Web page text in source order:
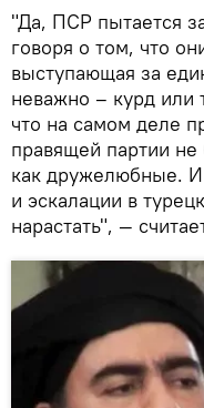
"Да, ПСР пытается
говоря о том, что
выступающая за
неважно – курд или
что на самом деле
правящей партии не
как дружелюбные.
и эскалации в
нарастать", —